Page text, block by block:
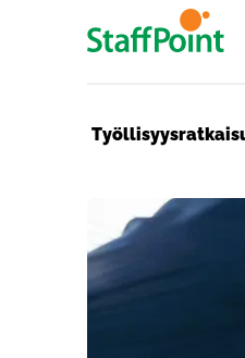
Hyppää pääsisältöön